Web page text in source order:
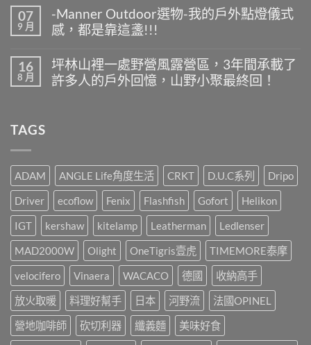
夏
天
露
什
麼
最
好
中
〈-
Manner
Outdoor
選
露
營
桌
這
樣
辦!!!〉
中
無
留
言
07
9 月
-Manner Outdoor選物-我的戶外點燈儀式
感，都是靠這盞!!!
〈-
Manner
Outdoor
選
燈
式
感，
都
是
靠
這
盞!!!〉
中
無
留
言
16
8 月
坪林山裡一處野營風露營區，3年間承載了
許多人的戶外回憶，山野小聚最終回！
處
營
露
營
區，
3
年
間
承
載
了
許
多
人
的
TAGS
ADAM ANGLE Life角度生活 CRKT D.U.C系列
Dripo
Driver
ecoflow Fenix Flashfish Gofort
Helikon
IGT
kershaw kitelamp Leatherman
Ledlenser
MAD2000W
Olight OneTigris壹虎
TIMEMORE泰摩
velocifero
Vinaera WACACO 德國
收納高手
放火取暖
料理好幫手 日本 河野流
法國OPINEL
營地咖啡師
砍切利器 纖義麵
美味好食